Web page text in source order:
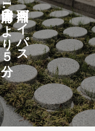
西湘バイパス
国府津I.Cより５分